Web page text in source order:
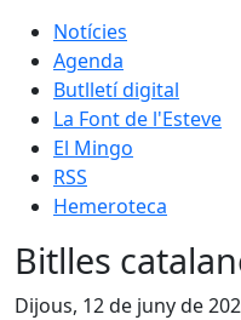
Notícies
Agenda
Butlletí digital
La Font de l'Esteve
El Mingo
RSS
Hemeroteca
Bitlles
Dijous, 12 de juny de